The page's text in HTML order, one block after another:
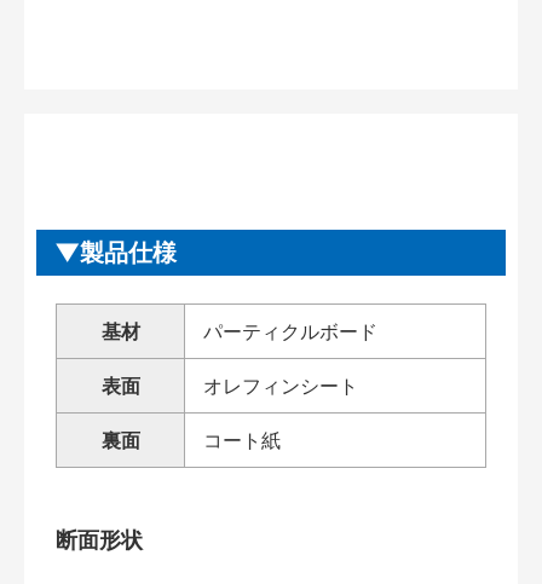
製品仕様
基材 パーティクルボード
表面 オレフィンシート
裏面 コート紙
断面形状